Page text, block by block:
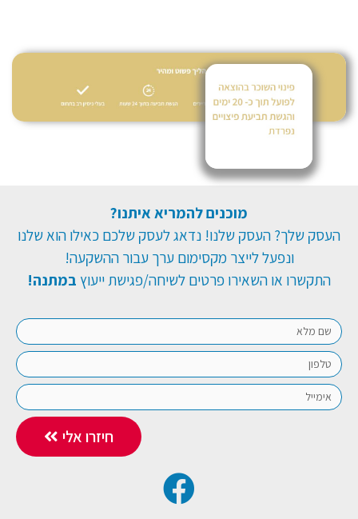
מוכנים להמריא איתנו?
העסק שלך? העסק שלנו! נדאג לעסק שלכם כאילו הוא שלנו
ונפעל לייצר מקסימום ערך עבור ההשקעה!
התקשרו או השאירו פרטים לשיחה/פגישת ייעוץ במתנה!
חיזרו אלי